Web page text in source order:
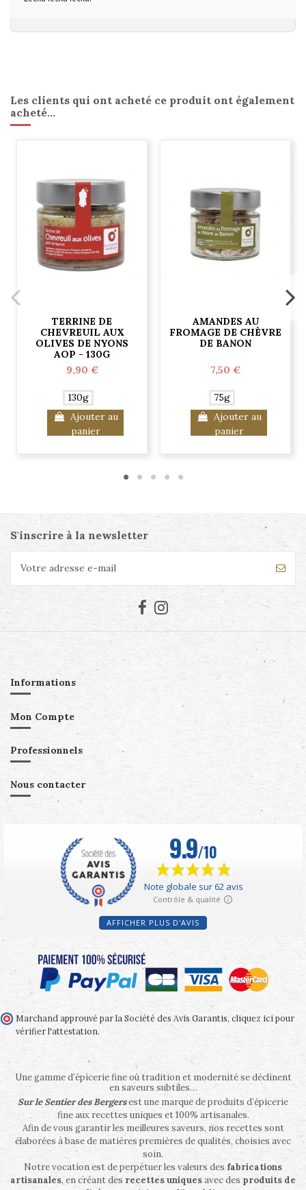
Les clients qui ont acheté ce produit ont également
acheté...
TERRINE DE
CHEVREUIL AUX
OLIVES DE NYONS
AOP - 130G
9,90 €
130g
Ajouter au
panier
AMANDES AU
FROMAGE DE CHÈVRE
DE BANON
7,50 €
75g
Ajouter au
panier
S'inscrire à la newsletter
Informations
Mon Compte
Professionnels
Nous contacter
AFFICHER PLUS D'AVIS
Marchand approuvé par la Société des Avis Garantis, cliquez ici pour
vérifier l'attestation.
Une gamme d’épicerie fine où tradition et modernité se déclinent
en saveurs subtiles…
Sur le Sentier des Bergersest une marque de produits d’épicerie
fine aux recettes uniques et 100% artisanales.
Afin de vous garantir les meilleures saveurs, nos recettes sont
élaborées à base de matières premières de qualités, choisies avec
soin.
Notre vocation est de perpétuer les valeurs des fabrications
artisanales, en créant des recettes uniquesavec des produits de